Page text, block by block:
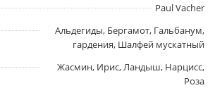
Paul Vacher
Альдегиды, Бергамот, Гальбанум,
гардения, Шалфей мускатный
Жасмин, Ирис, Ландыш, Нарцисс,
Роза